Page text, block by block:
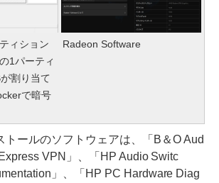
ィション
1パーティ
割り当て
で暗号
Radeon Software
ールのソフトウェアは、「B＆O Aud
VPN」、「HP Audio Switc
」、「HP PC Hardware Diag